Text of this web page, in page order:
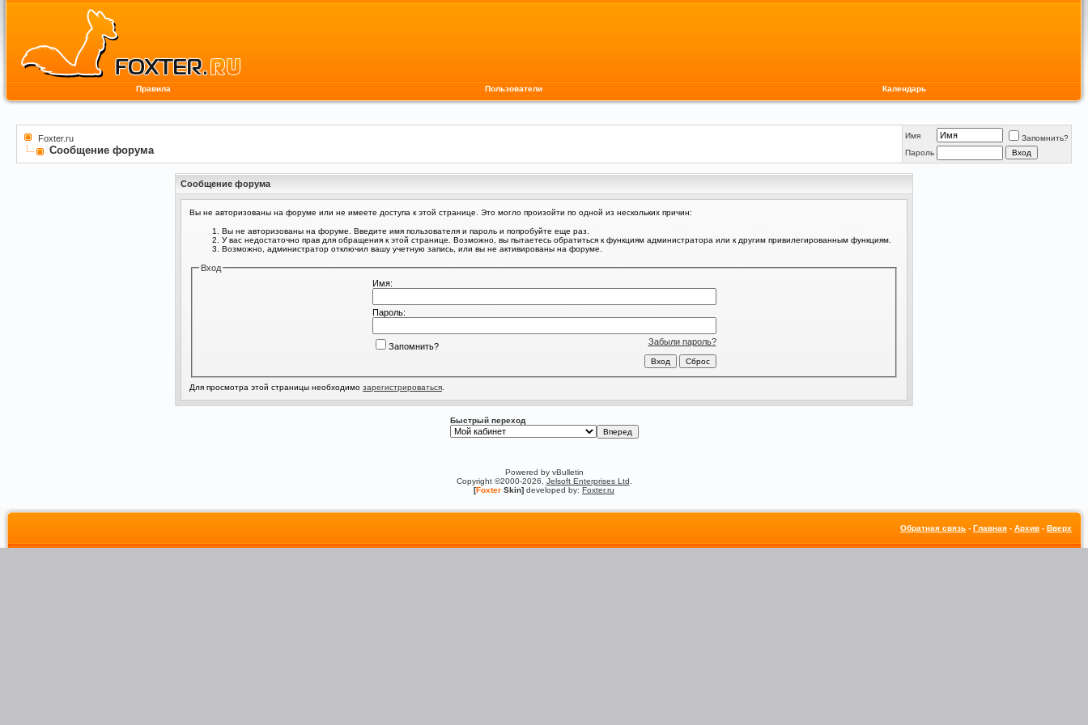
Правила Пользователи Календарь
Foxter.ru
Сообщение форума
Имя
Запомнить?
Пароль
Сообщение форума
Вы не авторизованы на форуме или не имеете доступа к этой странице. Это могло произойти по одной из нескольких причин:
Вы не авторизованы на форуме. Введите имя пользователя и пароль и попробуйте еще раз.
У вас недостаточно прав для обращения к этой странице. Возможно, вы пытаетесь обратиться к функциям администратора или к другим привилегированным функциям.
Возможно, администратор отключил вашу учетную запись, или вы не активированы на форуме.
Вход
Имя:
Пароль:
Забыли пароль?
Запомнить?
Для просмотра этой страницы необходимо зарегистрироваться
Быстрый переход
Powered by vBulletin
Copyright ©2000-2026, Jelsoft Enterprises Ltd
[Foxter Skin] developed by: Foxter.ru
Обратная связь - Главная - Архив - Вверх